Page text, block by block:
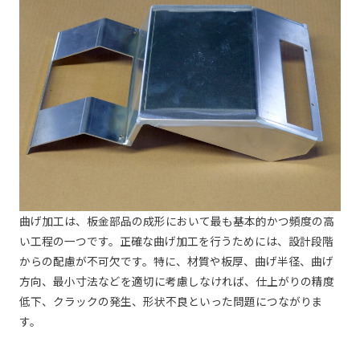
曲げ加工は、板金部品の成形において最も基本的かつ頻度の高
い工程の一つです。正確な曲げ加工を行うためには、設計段階
からの配慮が不可欠です。特に、材質や板厚、曲げ半径、曲げ
方向、最小寸法などを適切に考慮しなければ、仕上がりの精度
低下、クラックの発生、形状不良といった問題につながりま
す。